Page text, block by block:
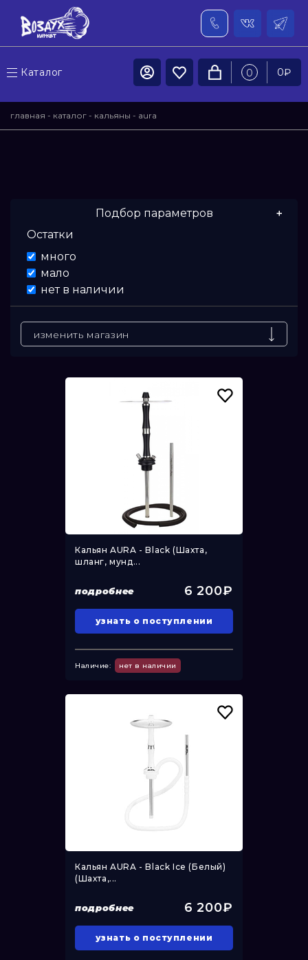
Каталог 0 0₽
главная - каталог - кальяны - aura
Подбор параметров
Цена
От
До
Остатки
много
мало
нет в наличии
изменить магазин
Кальян AURA - Black (Шахта,
шланг, мунд...
подробнее 6 200₽
узнать о поступлении
Наличие: нет в наличии
Кальян AURA - Black Ice (Белый)
(Шахта,...
подробнее 6 200₽
узнать о поступлении